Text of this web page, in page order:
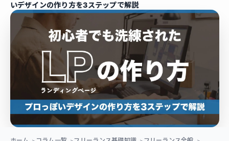
いデザインの作り方を3ステップで解説